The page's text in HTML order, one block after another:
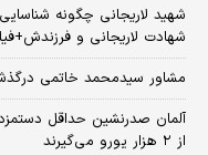
شهید لاریجانی چگونه
شهادت لاریجانی و
مشاور سیدمحمد خاتمی
آلمان صدرنشین حداقل
از ۲ هزار یورو می‌گیرند